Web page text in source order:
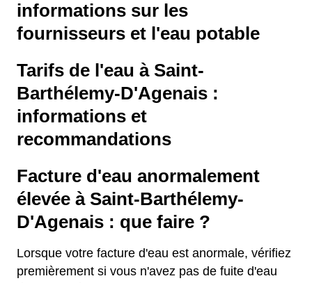
informations sur les
fournisseurs et l'eau potable
Tarifs de l'eau à Saint-
Barthélemy-D'Agenais :
informations et
recommandations
Facture d'eau anormalement
élevée à Saint-Barthélemy-
D'Agenais : que faire ?
Lorsque votre facture d'eau est anormale, vérifiez
premièrement si vous n'avez pas de fuite d'eau